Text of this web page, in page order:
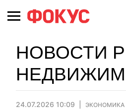
НОВОСТИ
24.07.2026 10:09 ЭКОНОМИКА